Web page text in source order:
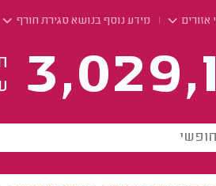
מידע נוסף בנושא סגירת חורף